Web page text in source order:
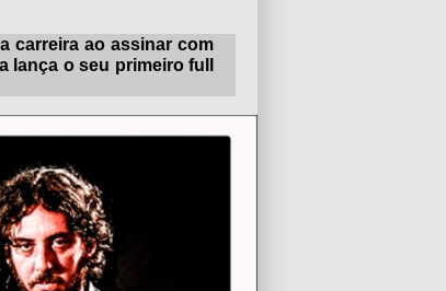
carreira ao assinar com
o seu primeiro full